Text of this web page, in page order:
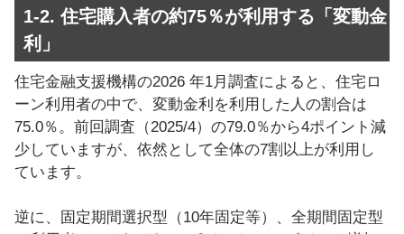
1-2. 住宅購入者の約75％が利用する「変動金
利」
住宅金融支援機構の2026 年1月調査によると、住宅ロ
ーン利用者の中で、変動金利を利用した人の割合は
75.0％。前回調査（2025/4）の79.0％から4ポイント減
少していますが、依然として全体の7割以上が利用し
ています。
逆に、固定期間選択型（10年固定等）、全期間固定型